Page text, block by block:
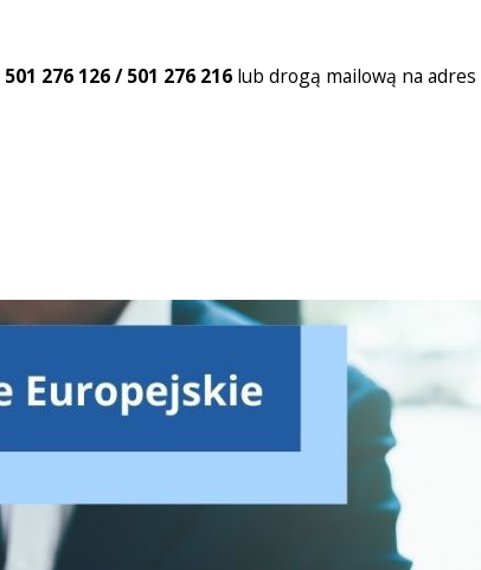
501 276 126 / 501 276 216 lub drogą mailową na adres